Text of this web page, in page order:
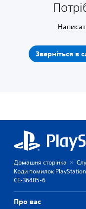
Зверніться в
Домашня сторінка
Коди помилок PlayStation
CE-36485-6
Про вас